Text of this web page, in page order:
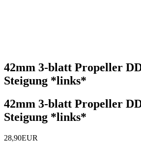
42mm 3-blatt Propeller
Steigung *links*
42mm 3-blatt Propeller
Steigung *links*
28,90EUR